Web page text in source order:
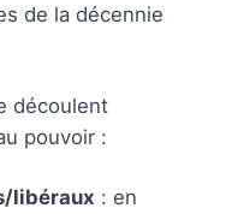
de la décennie
découlent
pouvoir :
libéraux : en